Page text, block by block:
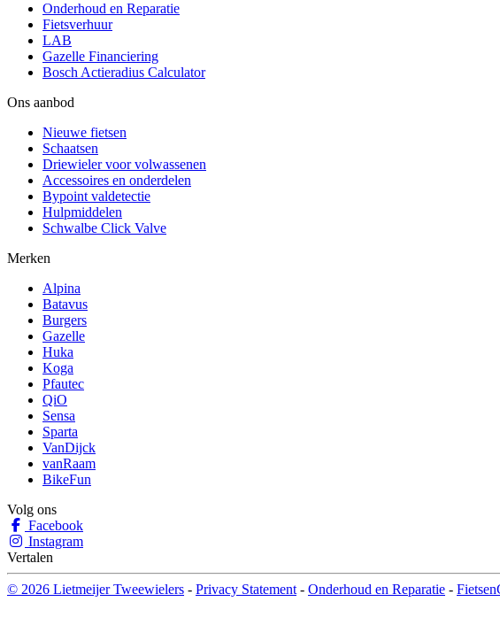
Onderhoud en Reparatie
Fietsverhuur
LAB
Gazelle Financiering
Bosch Actieradius Calculator
Ons aanbod
Nieuwe fietsen
Schaatsen
Driewieler voor volwassenen
Accessoires en onderdelen
Bypoint valdetectie
Hulpmiddelen
Schwalbe Click Valve
Merken
Alpina
Batavus
Burgers
Gazelle
Huka
Koga
Pfautec
QiO
Sensa
Sparta
VanDijck
vanRaam
BikeFun
Volg ons
Facebook
Instagram
Vertalen
© 2026 Lietmeijer Tweewielers - Privacy Statement - Onderhoud en Reparatie -